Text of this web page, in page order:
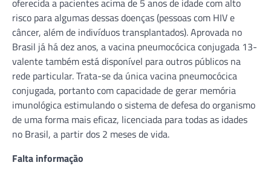
risco para algumas dessas doenças (pessoas com HIV e
câncer, além de indivíduos transplantados). Aprovada no
Brasil já há dez anos, a vacina pneumocócica conjugada 13-
valente também está disponível para outros públicos na
rede particular. Trata-se da única vacina pneumocócica
conjugada, portanto com capacidade de gerar memória
imunológica estimulando o sistema de defesa do organismo
de uma forma mais eficaz, licenciada para todas as idades
no Brasil, a partir dos 2 meses de vida.
Falta informação